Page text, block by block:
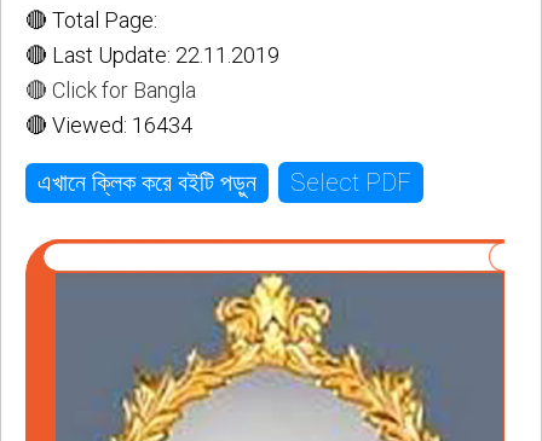
🔴 Total Page:
🔴 Last Update: 22.11.2019
🔴 Click for Bangla
🔴 Viewed: 16434
এখানে ক্লিক করে বইটি পড়ুন Select PDF